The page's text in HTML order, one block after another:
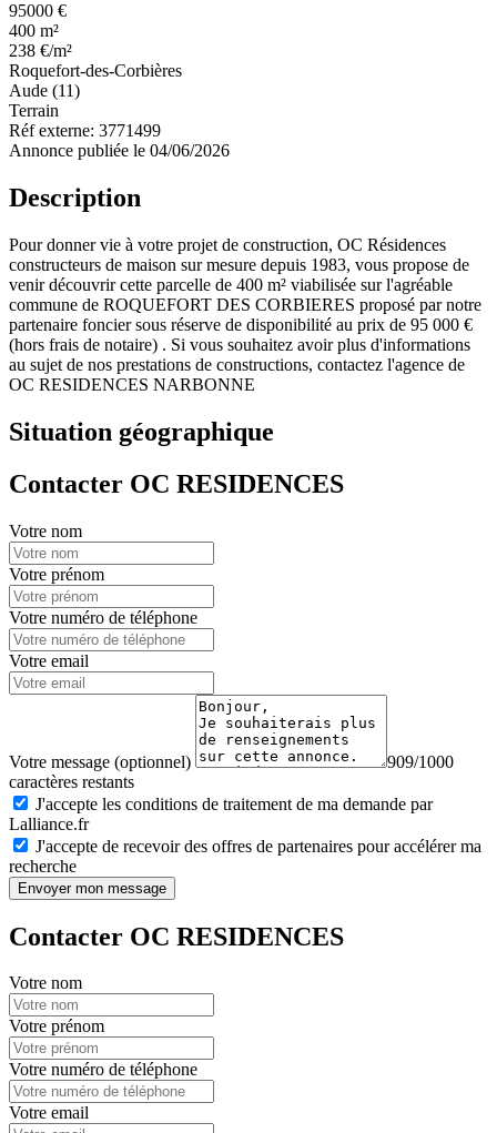
95000 €
400 m²
238 €/m²
Roquefort-des-Corbières
Aude (11)
Terrain
Réf externe: 3771499
Annonce publiée le 04/06/2026
Description
Pour donner vie à votre projet de construction, OC Résidences
constructeurs de maison sur mesure depuis 1983, vous propose de
venir découvrir cette parcelle de 400 m² viabilisée sur l'agréable
commune de ROQUEFORT DES CORBIERES proposé par notre
partenaire foncier sous réserve de disponibilité au prix de 95 000 €
(hors frais de notaire) . Si vous souhaitez avoir plus d'informations
au sujet de nos prestations de constructions, contactez l'agence de
OC RESIDENCES NARBONNE
Situation géographique
Contacter OC RESIDENCES
Votre nom
Votre prénom
Votre numéro de téléphone
Votre email
Votre message (optionnel)
909/1000
caractères restants
J'accepte les conditions de traitement de ma demande par
Lalliance.fr
J'accepte de recevoir des offres de partenaires pour accélérer ma
recherche
Envoyer mon message
Contacter OC RESIDENCES
Votre nom
Votre prénom
Votre numéro de téléphone
Votre email